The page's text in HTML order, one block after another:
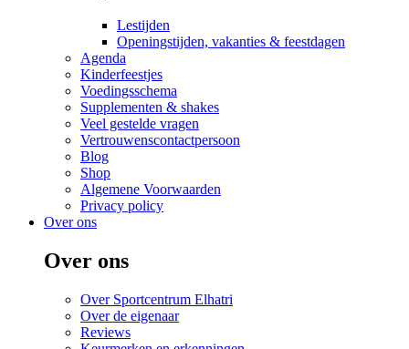
Lestijden
Openingstijden, vakanties & feestdagen
Agenda
Kinderfeestjes
Voedingsschema
Supplementen & shakes
Veel gestelde vragen
Vertrouwenscontactpersoon
Blog
Shop
Algemene Voorwaarden
Privacy policy
Over ons
Over ons
Over Sportcentrum Elhatri
Over de eigenaar
Reviews